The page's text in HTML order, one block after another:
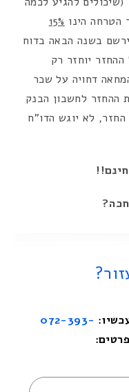
הטרחה הינו15%
בשנה הבאה בדוח
יוחזר רק
דחויה על שכר
ההחזר לחשבון הבנק
לא יוגש הדו”ח
072-393-